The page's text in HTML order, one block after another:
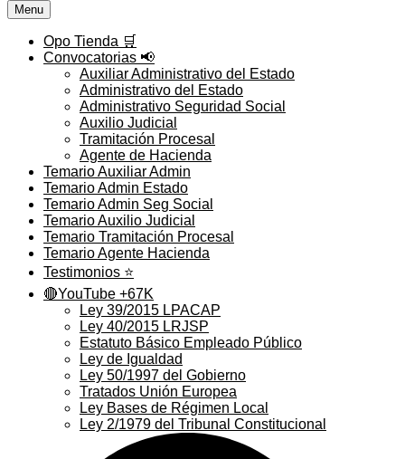
Menu
Opo Tienda 🛒
Convocatorias 📢
Auxiliar Administrativo del Estado
Administrativo del Estado
Administrativo Seguridad Social
Auxilio Judicial
Tramitación Procesal
Agente de Hacienda
Temario Auxiliar Admin
Temario Admin Estado
Temario Admin Seg Social
Temario Auxilio Judicial
Temario Tramitación Procesal
Temario Agente Hacienda
Testimonios ⭐️
🔴YouTube +67K
Ley 39/2015 LPACAP
Ley 40/2015 LRJSP
Estatuto Básico Empleado Público
Ley de Igualdad
Ley 50/1997 del Gobierno
Tratados Unión Europea
Ley Bases de Régimen Local
Ley 2/1979 del Tribunal Constitucional